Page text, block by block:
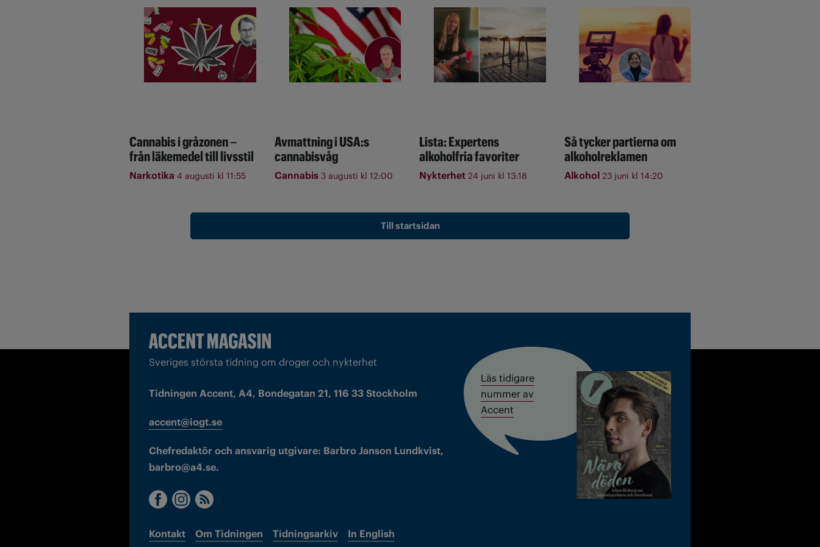
Cannabis i gråzonen –
från läkemedel till livsstil
Narkotika 4 augusti kl 11:55
Avmattning i USA:s
cannabisvåg
Cannabis 3 augusti kl 12:00
Lista: Expertens
alkoholfria favoriter
Nykterhet 24 juni kl 13:18
Så tycker partierna om
alkoholreklamen
Alkohol 23 juni kl 14:20
Till startsidan
Sveriges största tidning om droger och nykterhet
Tidningen Accent, A4, Bondegatan 21, 116 33 Stockholm
accent@iogt.se
Chefredaktör och ansvarig utgivare: Barbro Janson Lundkvist,
barbro@a4.se.
Kontakt Om Tidningen Tidningsarkiv In English
Läs tidigare
nummer av
Accent